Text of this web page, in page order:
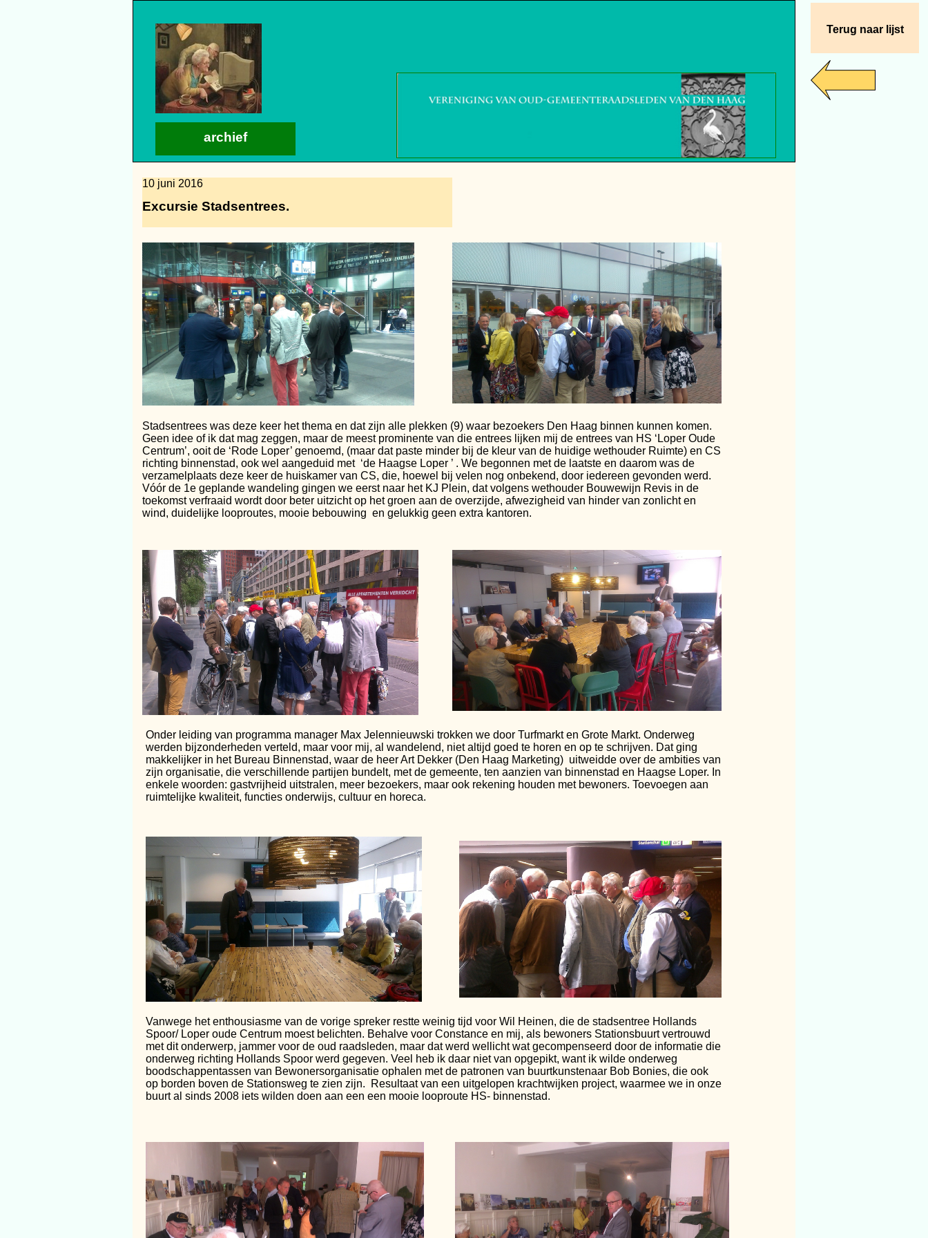
archief
Terug naar lijst
10 juni 2016
Excursie Stadsentrees.
Stadsentrees was deze keer het thema en dat zijn alle plekken (9) waar bezoekers Den Haag binnen kunnen komen.
Geen idee of ik dat mag zeggen, maar de meest prominente van die entrees lijken mij de entrees van HS ‘Loper Oude
Centrum’, ooit de ‘Rode Loper’ genoemd, (maar dat paste minder bij de kleur van de huidige wethouder Ruimte) en CS
richting binnenstad, ook wel aangeduid met ‘de Haagse Loper ’ . We begonnen met de laatste en daarom was de
verzamelplaats deze keer de huiskamer van CS, die, hoewel bij velen nog onbekend, door iedereen gevonden werd.
Vóór de 1e geplande wandeling gingen we eerst naar het KJ Plein, dat volgens wethouder Bouwewijn Revis in de
toekomst verfraaid wordt door beter uitzicht op het groen aan de overzijde, afwezigheid van hinder van zonlicht en
wind, duidelijke looproutes, mooie bebouwing en gelukkig geen extra kantoren.
Onder leiding van programma manager Max Jelennieuwski trokken we door Turfmarkt en Grote Markt. Onderweg
werden bijzonderheden verteld, maar voor mij, al wandelend, niet altijd goed te horen en op te schrijven. Dat ging
makkelijker in het Bureau Binnenstad, waar de heer Art Dekker (Den Haag Marketing) uitweidde over de ambities van
zijn organisatie, die verschillende partijen bundelt, met de gemeente, ten aanzien van binnenstad en Haagse Loper. In
enkele woorden: gastvrijheid uitstralen, meer bezoekers, maar ook rekening houden met bewoners. Toevoegen aan
ruimtelijke kwaliteit, functies onderwijs, cultuur en horeca.
Vanwege het enthousiasme van de vorige spreker restte weinig tijd voor Wil Heinen, die de stadsentree Hollands
Spoor/ Loper oude Centrum moest belichten. Behalve voor Constance en mij, als bewoners Stationsbuurt vertrouwd
met dit onderwerp, jammer voor de oud raadsleden, maar dat werd wellicht wat gecompenseerd door de informatie die
onderweg richting Hollands Spoor werd gegeven. Veel heb ik daar niet van opgepikt, want ik wilde onderweg
boodschappentassen van Bewonersorganisatie ophalen met de patronen van buurtkunstenaar Bob Bonies, die ook
op borden boven de Stationsweg te zien zijn. Resultaat van een uitgelopen krachtwijken project, waarmee we in onze
buurt al sinds 2008 iets wilden doen aan een een mooie looproute HS- binnenstad.